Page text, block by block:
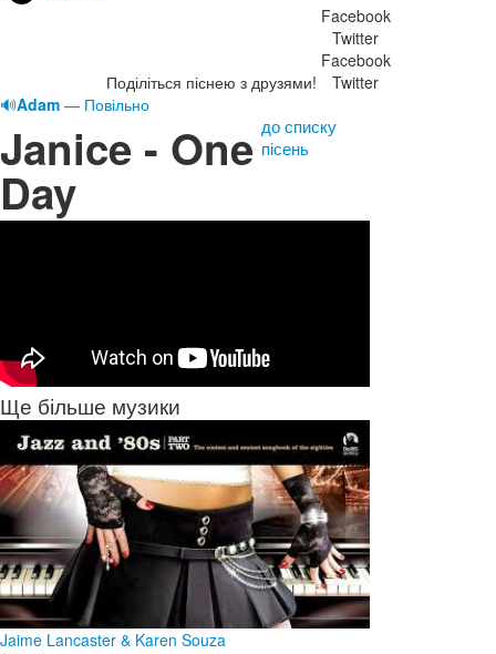
Поділіться піснею з друзями!
Facebook
Twitter
Facebook
Twitter
🔊Adam — Повільно
Janice - One
Day
до списку
пісень
Ще більше музики
Jaime Lancaster & Karen Souza